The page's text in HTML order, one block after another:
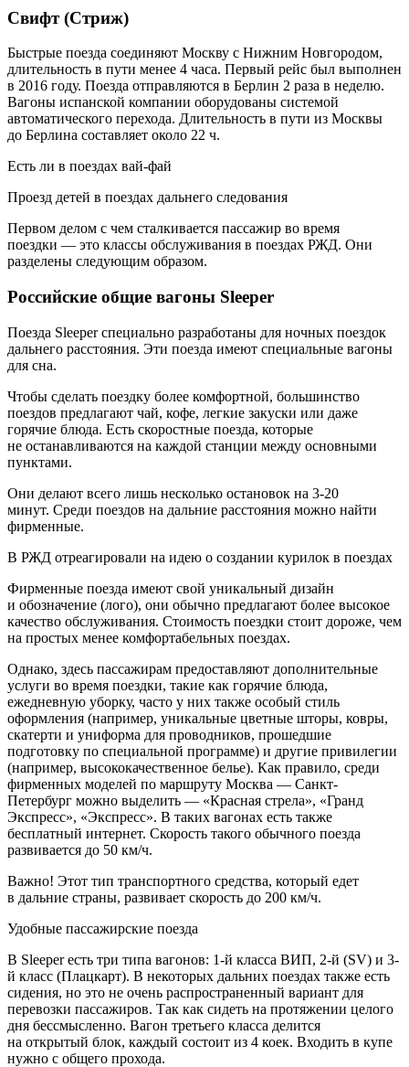
Свифт (Стриж)
Быстрые поезда соединяют Москву с Нижним Новгородом,
длительность в пути менее 4 часа. Первый рейс был выполнен
в 2016 году. Поезда отправляются в Берлин 2 раза в неделю.
Вагоны испанской компании оборудованы системой
автоматического перехода. Длительность в пути из Москвы
до Берлина составляет около 22 ч.
Есть ли в поездах вай-фай
Проезд детей в поездах дальнего следования
Первом делом с чем сталкивается пассажир во время
поездки — это классы обслуживания в поездах РЖД. Они
разделены следующим образом.
Российские общие вагоны Sleeper
Поезда Sleeper специально разработаны для ночных поездок
дальнего расстояния. Эти поезда имеют специальные вагоны
для сна.
Чтобы сделать поездку более комфортной, большинство
поездов предлагают чай, кофе, легкие закуски или даже
горячие блюда. Есть скоростные поезда, которые
не останавливаются на каждой станции между основными
пунктами.
Они делают всего лишь несколько остановок на 3-20
минут. Среди поездов на дальние расстояния можно найти
фирменные.
В РЖД отреагировали на идею о создании курилок в поездах
Фирменные поезда имеют свой уникальный дизайн
и обозначение (лого), они обычно предлагают более высокое
качество обслуживания. Стоимость поездки стоит дороже, чем
на простых менее комфортабельных поездах.
Однако, здесь пассажирам предоставляют дополнительные
услуги во время поездки, такие как горячие блюда,
ежедневную уборку, часто у них также особый стиль
оформления (например, уникальные цветные шторы, ковры,
скатерти и униформа для проводников, прошедшие
подготовку по специальной программе) и другие привилегии
(например, высококачественное белье). Как правило, среди
фирменных моделей по маршруту Москва — Санкт-
Петербург можно выделить — «Красная стрела», «Гранд
Экспресс», «Экспресс». В таких вагонах есть также
бесплатный интернет. Скорость такого обычного поезда
развивается до 50 км/ч.
Важно! Этот тип транспортного средства, который едет
в дальние страны, развивает скорость до 200 км/ч.
Удобные пассажирские поезда
В Sleeper есть три типа вагонов: 1-й класса ВИП, 2-й (SV) и 3-
й класс (Плацкарт). В некоторых дальних поездах также есть
сидения, но это не очень распространенный вариант для
перевозки пассажиров. Так как сидеть на протяжении целого
дня бессмысленно. Вагон третьего класса делится
на открытый блок, каждый состоит из 4 коек. Входить в купе
нужно с общего прохода.